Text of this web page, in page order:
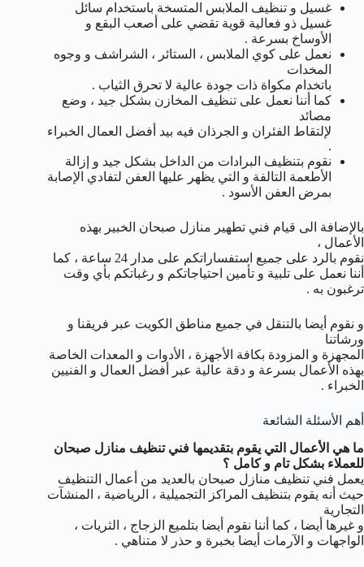
غسيل و تنظيف الملابس المتسخة باستخدام سائل
غسيل ذو فعالية قوية تقضي على أصعب البقع و
الأوساخ بسرعة .
نعمل على كوي الملابس ، الستائر ، الشراشف و وجوه
المخدات
باتخدام مكواة ذات جودة عالية لا تحرق الثياب .
كما أننا نعمل على تنظيف المخازن بشكل جيد ، وضع
مصائد
لإلتقاط الفئران و الجرذان فيه بيد أفضل العمال الخبراء
.
نقوم بتنظيف البرادات من الداخل بشكل جيد و إزالة
الأطعمة التالفة و التي يظهر عليها العفن لتفادي الإصابة
بمرض العفن الأسود .
بالإضافة الى قيام فني تطهير منازل صبحان الخبير بهذه
الأعمال ،
نقوم بالرد على جميع استفساراتكم على مدار 24 ساعة ، كما
أننا نعمل على تلبية و تأمين احتياجاتكم و رغباتكم بأي وقت
ترغبون به .
و نقوم أيضا بالتنقل في جميع مناطق الكويت عبر فريقنا و
ورشاتنا
المجهزة و المزودة بكافة الأجهزة ، الأدوات و المعدات الخاصة
بهذه الأعمال بسرعة و دقة عالية عبر أفضل العمال و الفنيين
الخبراء .
أهم الأسئلة الشائعة
ما هي الأعمال التي يقوم بتقديمها فني تنظيف منازل صبحان
للعملاء بشكل تام و كامل ؟
يعمل فني تنظيف منازل صبحان بالعديد من أعمال التنظيف
حيث أنه يقوم بتنظيف المراكز التجميلية ، الرياضية ، المنشآت
التجارية
و غيرها أيضا ، كما أننا نقوم أيضا بتلميع الزجاج ، الثريات ،
الواجهات و الآرمات أيضا بخبرة و حذر لا متناهي .